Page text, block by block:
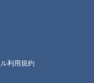
利用規約